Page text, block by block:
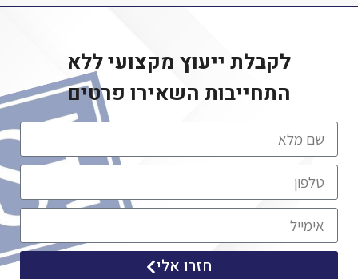
לקבלת ייעוץ מקצועי ללא
התחייבות השאירו פרטים
חזרו אלי